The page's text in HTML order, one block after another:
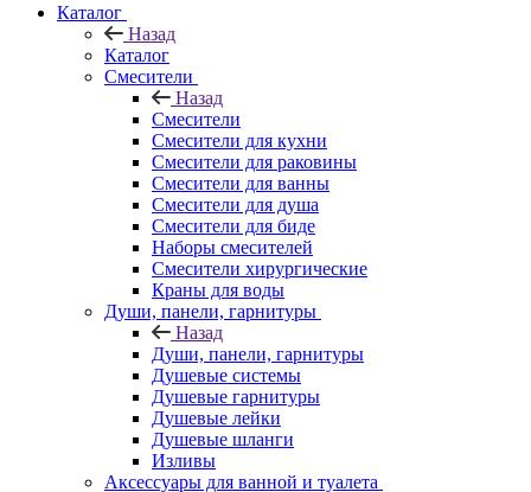
Каталог
Назад
Каталог
Смесители
Назад
Смесители
Смесители для кухни
Смесители для раковины
Смесители для ванны
Смесители для душа
Смесители для биде
Наборы смесителей
Смесители хирургические
Краны для воды
Души, панели, гарнитуры
Назад
Души, панели, гарнитуры
Душевые системы
Душевые гарнитуры
Душевые лейки
Душевые шланги
Изливы
Аксессуары для ванной и туалета